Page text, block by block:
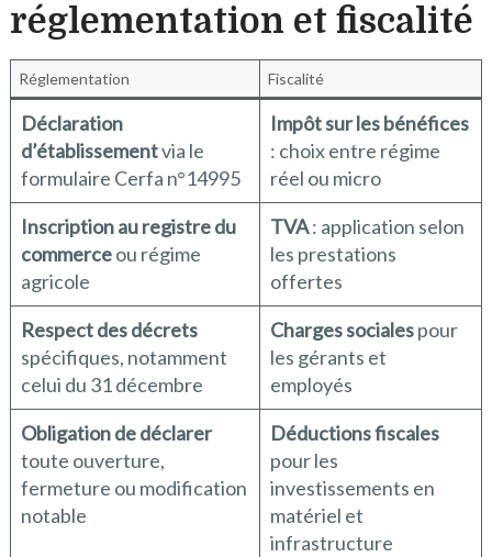
réglementation et fiscalité
Réglementation Fiscalité
Déclaration
d’établissementvia le
formulaire Cerfa n°14995
Impôt sur les bénéfices
: choix entre régime
réel ou micro
Inscription au registre du
commerceou régime
agricole
TVA: application selon
les prestations
offertes
Respect des décrets
spécifiques, notamment
celui du 31 décembre
Charges socialespour
les gérants et
employés
Obligation de déclarer
toute ouverture,
fermeture ou modification
notable
Déductions fiscales
pour les
investissements en
matériel et
infrastructure